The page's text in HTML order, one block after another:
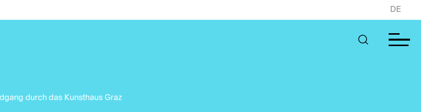
DE
durch das Kunsthaus Graz